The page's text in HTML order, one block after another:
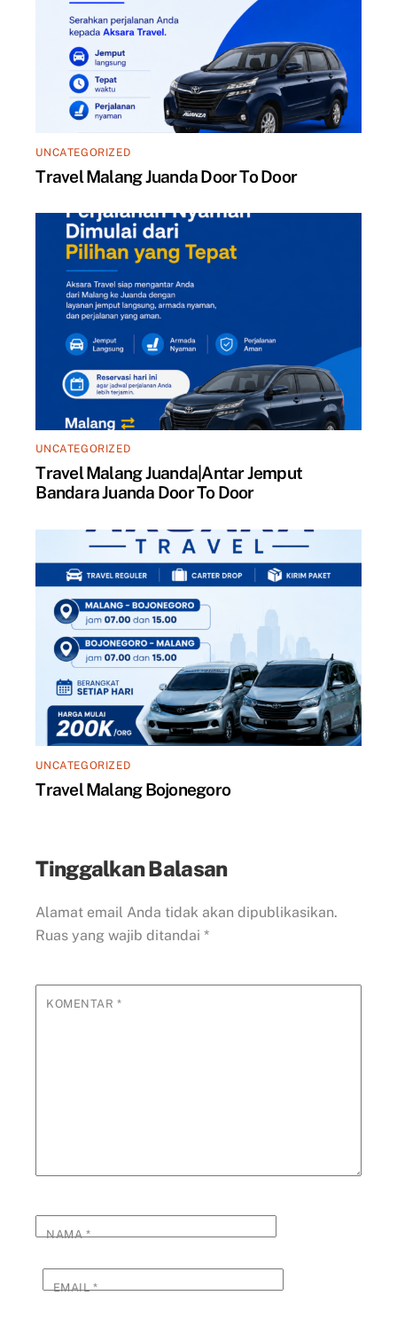
UNCATEGORIZED
Travel Malang Juanda Door To Door
UNCATEGORIZED
Travel Malang Juanda|Antar Jemput
Bandara Juanda Door To Door
UNCATEGORIZED
Travel Malang Bojonegoro
Tinggalkan Balasan
Alamat email Anda tidak akan dipublikasikan.
Ruas yang wajib ditandai*
KOMENTAR*
NAMA*
EMAIL*